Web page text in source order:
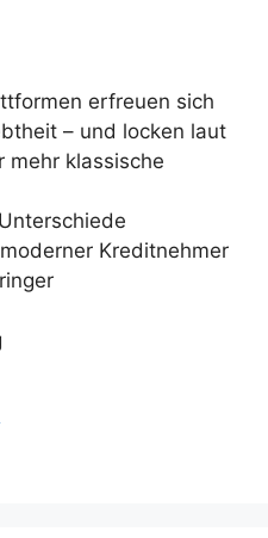
erfreuen sich
– und locken laut
mehr klassische
Kreditnehmer